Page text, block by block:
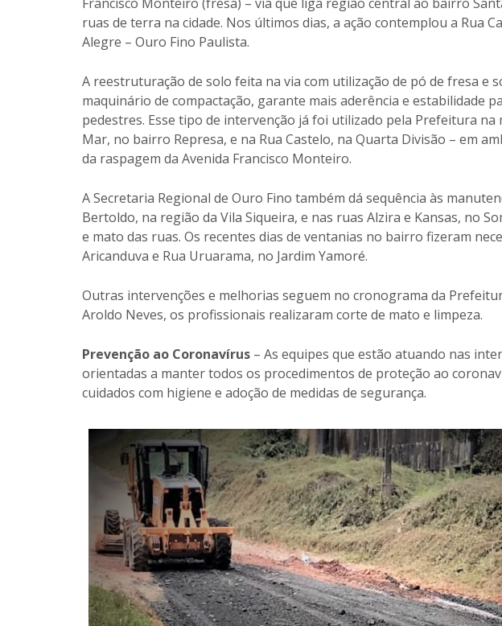
ruas de terra na cidade. Nos últimos dias, a ação contemplou a Rua
Alegre – Ouro Fino Paulista.
A reestruturação de solo feita na via com utilização de pó de fresa e
maquinário de compactação, garante mais aderência e estabilidade
pedestres. Esse tipo de intervenção já foi utilizado pela Prefeitura na
Mar, no bairro Represa, e na Rua Castelo, na Quarta Divisão – em
da raspagem da Avenida Francisco Monteiro.
A Secretaria Regional de Ouro Fino também dá sequência às
Bertoldo, na região da Vila Siqueira, e nas ruas Alzira e Kansas, no
e mato das ruas. Os recentes dias de ventanias no bairro fizeram
Aricanduva e Rua Uruarama, no Jardim Yamoré.
Outras intervenções e melhorias seguem no cronograma da
Aroldo Neves, os profissionais realizaram corte de mato e limpeza.
Prevenção ao Coronavírus – As equipes que estão atuando nas
orientadas a manter todos os procedimentos de proteção ao
cuidados com higiene e adoção de medidas de segurança.